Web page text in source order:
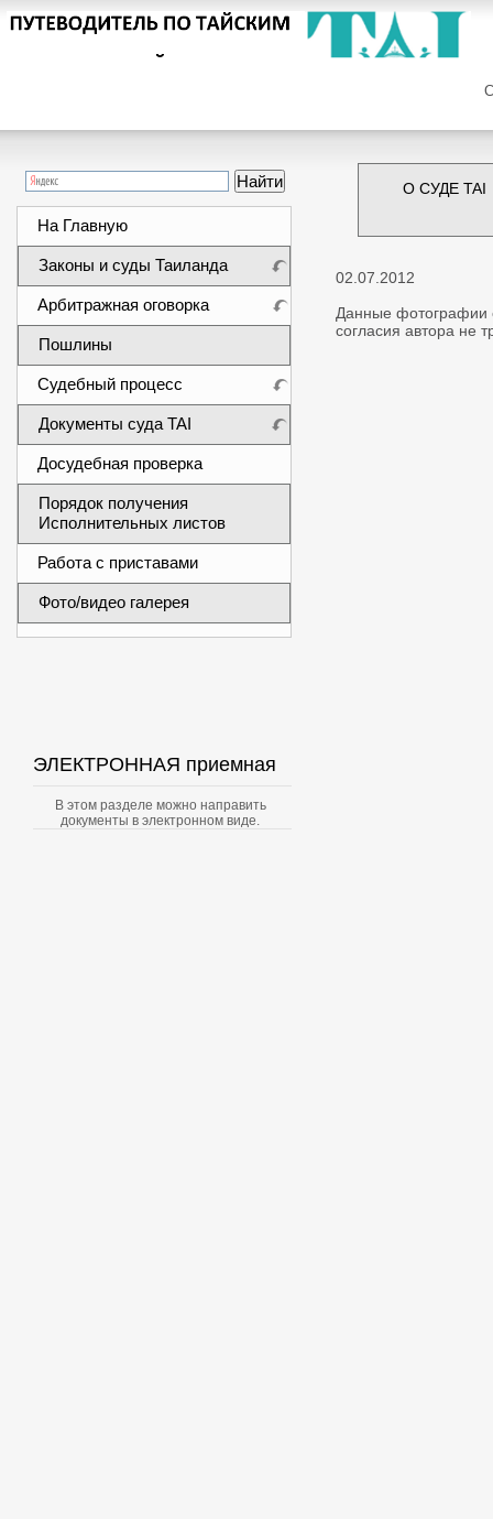
На Главную
Законы и суды Таиланда
Арбитражная оговорка
Пошлины
Судебный процесс
Документы суда TAI
Досудебная проверка
Порядок получения
Исполнительных листов
Работа с приставами
Фото/видео галерея
ЭЛЕКТРОННАЯ приемная
В этом разделе можно направить
документы в электронном виде.
О СУДЕ TAI
02.07.2012
Данные фотографии
согласия автора не